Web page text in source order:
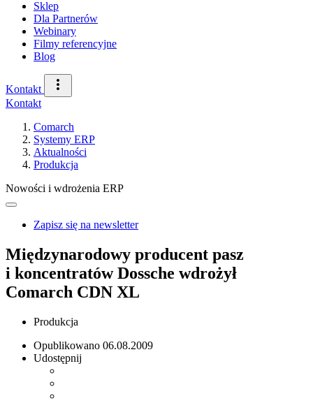
Sklep
Dla Partnerów
Webinary
Filmy referencyjne
Blog
Kontakt
Kontakt
Comarch
Systemy ERP
Aktualności
Produkcja
Nowości i wdrożenia ERP
Zapisz się na newsletter
Międzynarodowy producent pasz
i koncentratów Dossche wdrożył
Comarch CDN XL
Produkcja
Opublikowano 06.08.2009
Udostępnij